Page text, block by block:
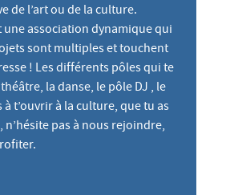
de l’art ou de la culture.
une association dynamique qui
sont multiples et touchent
! Les différents pôles qui te
la danse, le pôle DJ , le
t’ouvrir à la culture, que tu as
pas à nous rejoindre,